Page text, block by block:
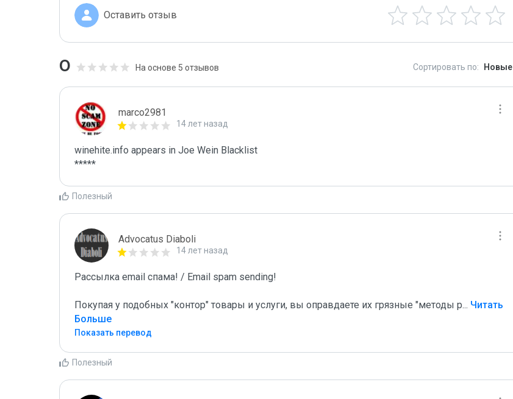
Оставить отзыв
0 На основе 5 отзывов Сортировать по: Новые
marco2981
14 лет назад
winehite.info appears in Joe Wein Blacklist
*****
Полезный
Advocatus Diaboli
14 лет назад
Рассылка email спама! / Email spam sending!
Покупая у подобных "контор" товары и услуги, вы оправдаете их грязные "методы р... Читать
Больше
Показать перевод
Полезный